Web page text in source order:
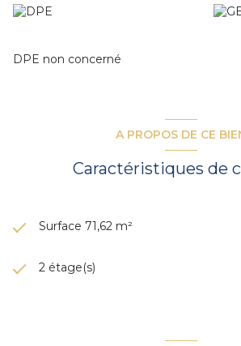
CHARGES : 150€ / trimestre (600 € HT /
HONORAIRES DE LOCATION: 15% HT
CONDITIONS DU BAIL
Le local est actuellement occupé par un
taouage/piercing
DPE non concerné
A PROPOS DE CE
Caractéristiques de
Surface 71,62 m²
2 étage(s)